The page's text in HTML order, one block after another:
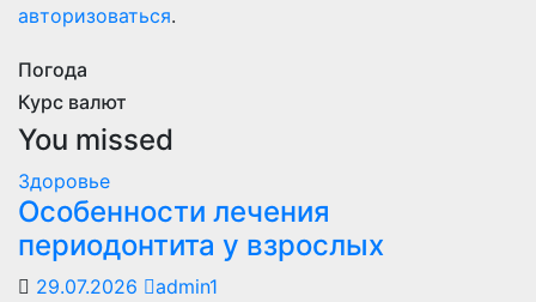
авторизоваться.
Погода
Курс валют
You missed
Здоровье
Особенности лечения
периодонтита у взрослых
29.07.2026
admin1